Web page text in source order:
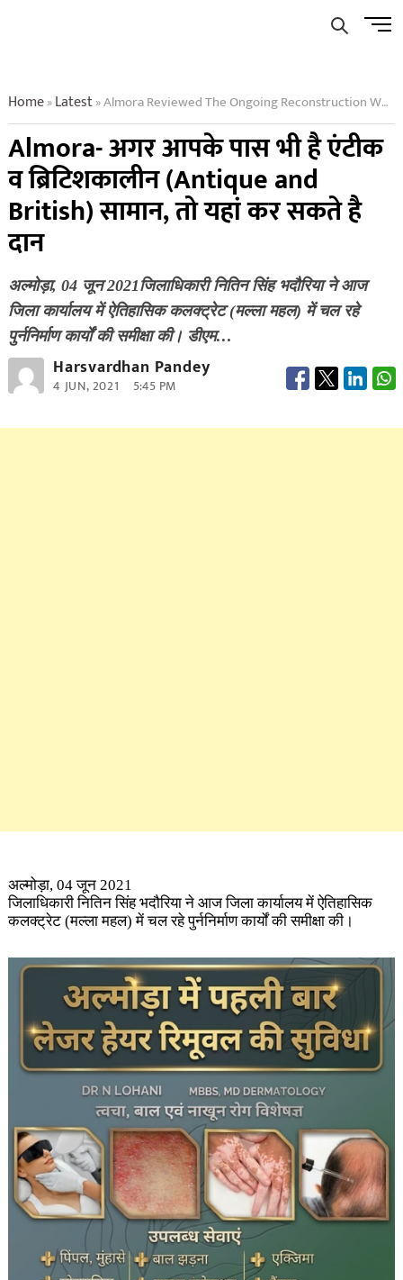
Menu
Home»Latest»Almora Reviewed The Ongoing Reconstruction Works In Malla Mahal
Almora- अगर आपके पास भी है एंटीक
व ब्रिटिशकालीन (Antique and
British) सामान, तो यहां कर सकते है
दान
अल्मोड़ा, 04 जून 2021जिलाधिकारी नितिन सिंह भदौरिया ने आज
जिला कार्यालय में ऐतिहासिक कलक्ट्रेट (मल्ला महल) में चल रहे
पुर्ननिर्माण कार्यों की समीक्षा की। डीएम…
Harsvardhan Pandey
4 JUN, 2021 5:45 PM
अल्मोड़ा, 04 जून 2021
जिलाधिकारी नितिन सिंह भदौरिया ने आज जिला कार्यालय में ऐतिहासिक
कलक्ट्रेट (मल्ला महल) में चल रहे पुर्ननिर्माण कार्यों की समीक्षा की।